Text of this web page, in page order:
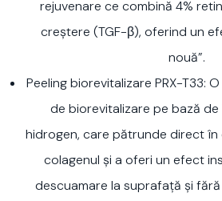
rejuvenare ce combină 4%
creștere (TGF-β), oferind un
nouă”.
Peeling biorevitalizare PRX-T33:
de biorevitalizare pe bază de
hidrogen, care pătrunde direct în
colagenul și a oferi un efect
descuamare la suprafață și